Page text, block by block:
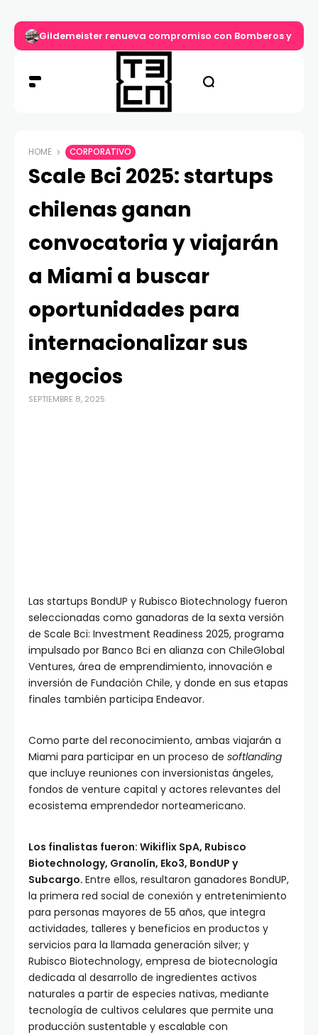
Gildemeister renueva compromiso con Bomberos y
HOME CORPORATIVO
Scale Bci 2025: startups
chilenas ganan
convocatoria y viajarán
a Miami a buscar
oportunidades para
internacionalizar sus
negocios
SEPTIEMBRE 8, 2025
Las startups BondUP y Rubisco Biotechnology fueron
seleccionadas como ganadoras de la sexta versión
de Scale Bci: Investment Readiness 2025, programa
impulsado por Banco Bci en alianza con ChileGlobal
Ventures, área de emprendimiento, innovación e
inversión de Fundación Chile, y donde en sus etapas
finales también participa Endeavor.
Como parte del reconocimiento, ambas viajarán a
Miami para participar en un proceso de softlanding
que incluye reuniones con inversionistas ángeles,
fondos de venture capital y actores relevantes del
ecosistema emprendedor norteamericano.
Los finalistas fueron: Wikiflix SpA, Rubisco
Biotechnology, Granolín, Eko3, BondUP y
Subcargo. Entre ellos, resultaron ganadores BondUP,
la primera red social de conexión y entretenimiento
para personas mayores de 55 años, que integra
actividades, talleres y beneficios en productos y
servicios para la llamada generación silver; y
Rubisco Biotechnology, empresa de biotecnología
dedicada al desarrollo de ingredientes activos
naturales a partir de especies nativas, mediante
tecnología de cultivos celulares que permite una
producción sustentable y escalable con